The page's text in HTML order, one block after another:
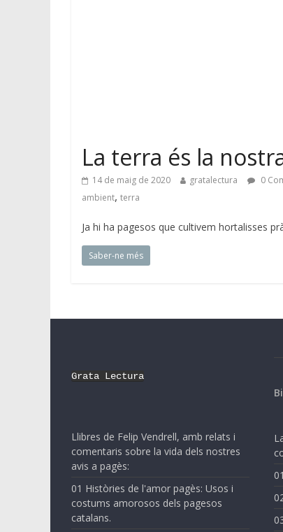
La terra és la
14 de maig de 2020 gratalectura 0
ambient, terra
Ja hi ha pagesos que cultivem hortalisses
Saber-ne més
Grata Lectura
Llibres de Felip Vendrell, amb relats i
comentaris sobre la vida dels nostres
avis a pagès:
01 Històries de l'amor pagès: Usos i
costums amorosos dels pagesos
catalans.
01